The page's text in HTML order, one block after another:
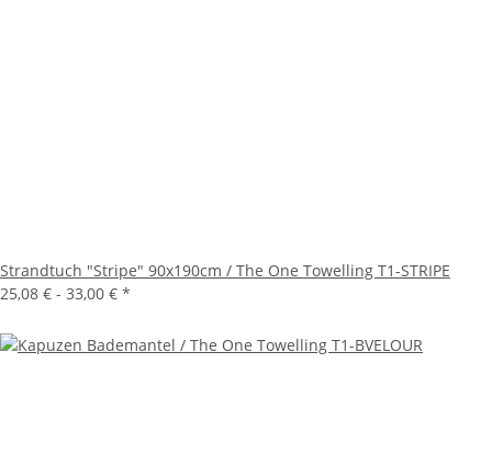
Strandtuch "Stripe" 90x190cm / The One Towelling T1-STRIPE
25,08 € - 33,00 € *